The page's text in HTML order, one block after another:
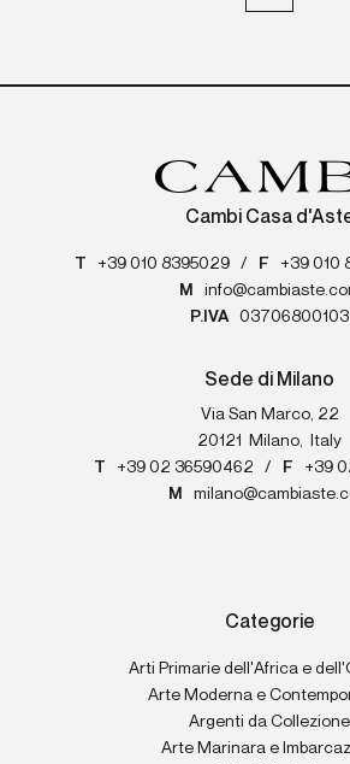
Cambi Casa
T +39 010 8395029 / F
+39 010
M
P.IVA
03706800103
Sede di Milano
Via San Marco, 22
20121
Milano,
Italy
T
+39 02 36590462 / F
+39
M
Categorie
Arti Primarie dell'Africa e
Arte Moderna e
Argenti da Collezione
Arte Marinara e